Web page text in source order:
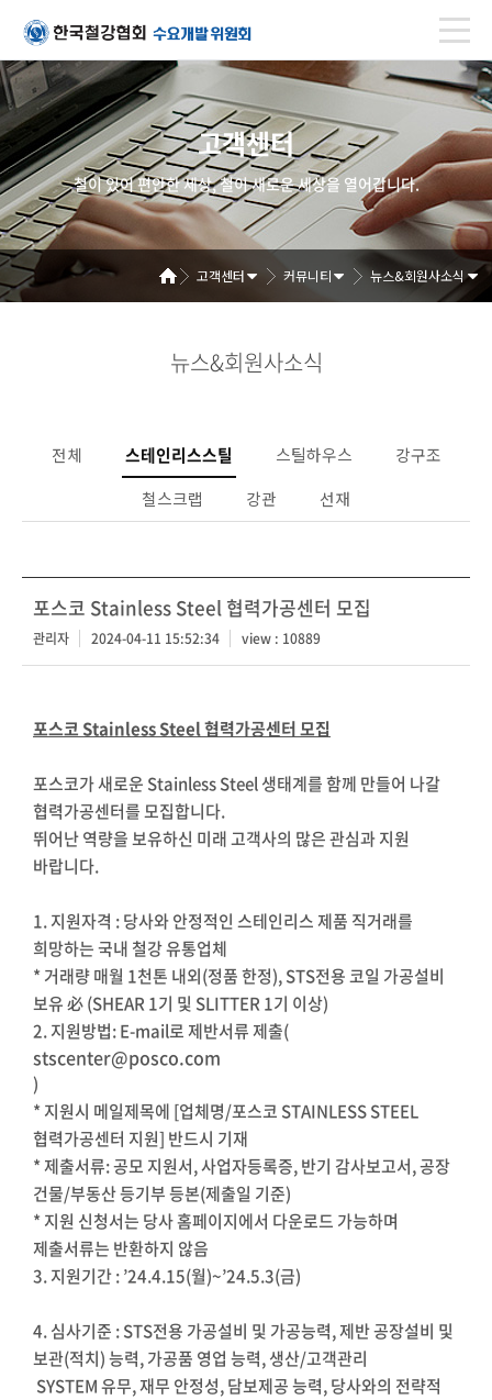
고객센터
철이 있어 편안한 세상, 철이 새로운 세상을 열어갑니다.
고객센터 커뮤니티 뉴스&회원사소식
뉴스&회원사소식
전체 스테인리스스틸 스틸하우스
강구조
철스크랩
강관 선재
포스코 Stainless Steel 협력가공센터 모집
관리자 2024-04-11 15:52:34 view : 10889
포스코 Stainless Steel 협력가공센터 모집
포스코가 새로운 Stainless Steel 생태계를 함께 만들어 나갈
협력가공센터를 모집합니다.
뛰어난 역량을 보유하신 미래 고객사의 많은 관심과 지원
바랍니다.
1. 지원자격 : 당사와 안정적인 스테인리스 제품 직거래를
희망하는 국내 철강 유통업체
* 거래량 매월 1천톤 내외(정품 한정), STS전용 코일 가공설비
보유 必 (SHEAR 1기 및 SLITTER 1기 이상)
2. 지원방법: E-mail로 제반서류 제출(
stscenter@posco.com
)
* 지원시 메일제목에 [업체명/포스코 STAINLESS STEEL
협력가공센터 지원] 반드시 기재
* 제출서류: 공모 지원서, 사업자등록증, 반기 감사보고서, 공장
건물/부동산 등기부 등본(제출일 기준)
* 지원 신청서는 당사 홈페이지에서 다운로드 가능하며
제출서류는 반환하지 않음
3. 지원기간 : ’24.4.15(월)~’24.5.3(금)
4. 심사기준 : STS전용 가공설비 및 가공능력, 제반 공장설비 및
보관(적치) 능력, 가공품 영업 능력, 생산/고객관리
SYSTEM 유무, 재무 안정성, 담보제공 능력, 당사와의 전략적